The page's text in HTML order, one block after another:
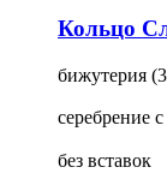
Кольцо
бижутерия
серебрение
без вставок